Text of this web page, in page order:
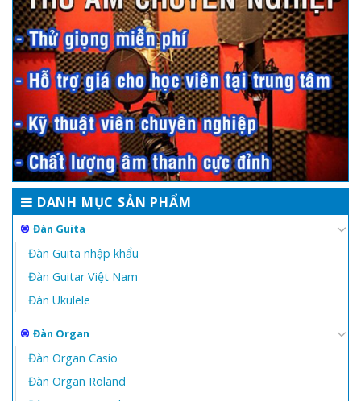
DANH MỤC SẢN PHẨM
Đàn Guita
Đàn Guita nhập khẩu
Đàn Guitar Việt Nam
Đàn Ukulele
Đàn Organ
Đàn Organ Casio
Đàn Organ Roland